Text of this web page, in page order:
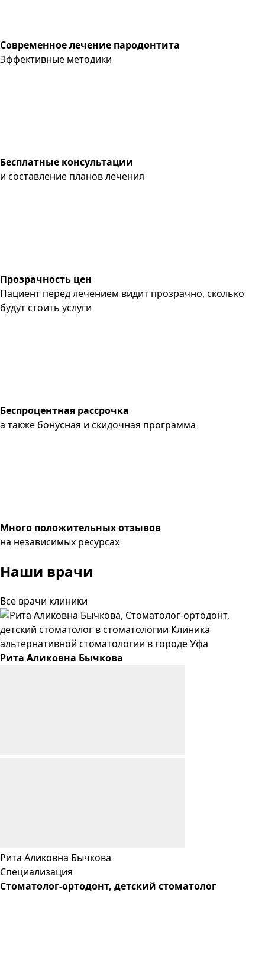
Современное лечение пародонтита
Эффективные методики
Бесплатные консультации
и составление планов лечения
Прозрачность цен
Пациент перед лечением видит прозрачно, сколько
будут стоить услуги
Беспроцентная рассрочка
а также бонусная и скидочная программа
Много положительных отзывов
на независимых ресурсах
Наши врачи
Все врачи клиники
Рита Аликовна Бычкова
Рита Аликовна Бычкова
Специализация
Стоматолог-ортодонт, детский стоматолог